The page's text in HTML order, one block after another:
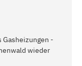
-
wieder